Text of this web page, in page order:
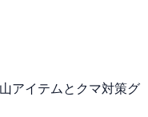
アイテムとクマ対策グ